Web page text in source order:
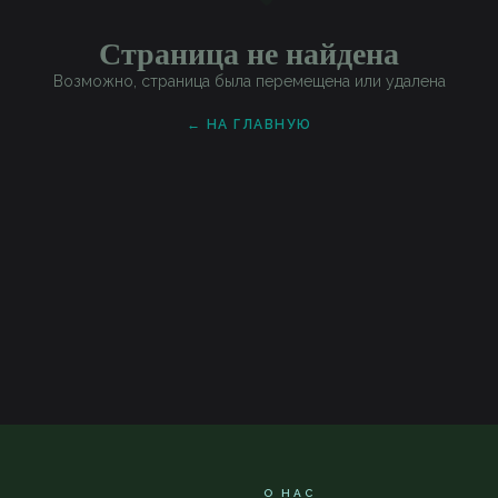
Страница не найдена
Возможно, страница была перемещена или удалена
← НА ГЛАВНУЮ
О НАС